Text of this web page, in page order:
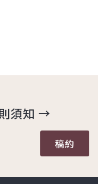
須知 →
稿約